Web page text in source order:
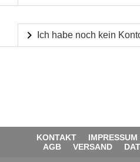
Ich habe noch kein
KONTAKT IMPRESSUM
AGB
VERSAND